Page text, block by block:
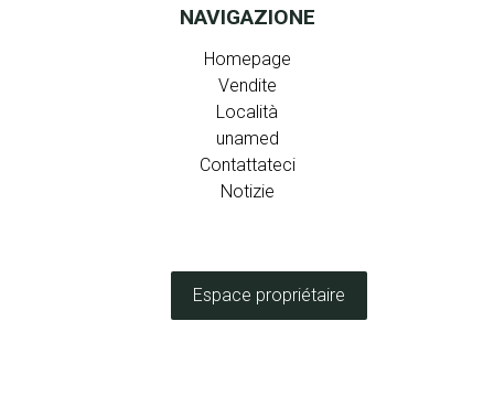
NAVIGAZIONE
Homepage
Vendite
Località
unamed
Contattateci
Notizie
Espace propriétaire